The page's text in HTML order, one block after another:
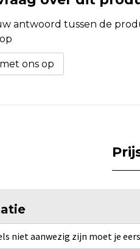
antwoord tussen de
ons op
niet aanwezig zijn moet je